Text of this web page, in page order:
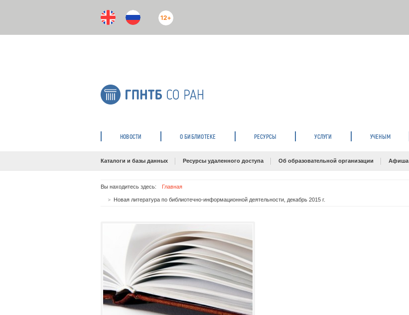
12+
НОВОСТИ О БИБЛИОТЕКЕ РЕСУРСЫ УСЛУГИ УЧЕНЫМ
Каталоги и базы данных Ресурсы удаленного доступа Об образовательной организации Афиша
Вы находитесь здесь: Главная
Новая литература по библиотечно-информационной деятельности, декабрь 2015 г.